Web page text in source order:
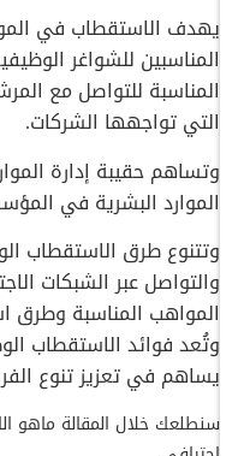
يهدف الاستقطاب في
المناسبين للشواغر الوظيفية
المناسبة للتواصل مع
التي تواجهها الشركات.
وتساهم حقيبة إدارة
الموارد البشرية في
وتتنوع طرق الاستقطاب
والتواصل عبر الشبكات
المواهب المناسبة وطرق
وتُعد فوائد الاستقطاب
يساهم في تعزيز تنوع
سنطلعك خلال المقالة ماهو